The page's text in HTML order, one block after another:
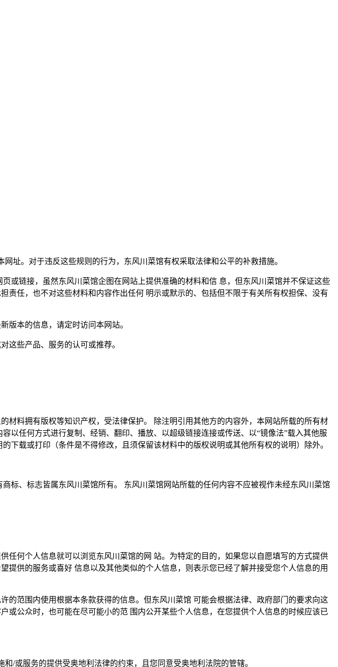
网址。对于违反这些规则的行为，东风川菜馆有权采取法律和公平的补救措施。
或链接，虽然东风川菜馆企图在网站上提供准确的材料和信 息，但东风川菜馆并不保证这些
任，也不对这些材料和内容作出任何 明示或默示的、包括但不限于有关所有权担保、没有
版本的信息，请定时访问本网站。
这些产品、服务的认可或推荐。
料拥有版权等知识产权，受法律保护。 除注明引用其他方的内容外，本网站所载的所有材
以任何方式进行复制、经销、翻印、播放、以超级链接连接或传送、以“镜像法”载入其他服
下载或打印（条件是不得修改，且须保留该材料中的版权说明或其他所有权的说明）除外。
标、标志皆属东风川菜馆所有。 东风川菜馆网站所载的任何内容不应被视作未经东风川菜馆
何个人信息就可以浏览东风川菜馆的网 站。为特定的目的，如果您以自愿填写的方式提供
供的服务或喜好 信息以及其他类似的个人信息，则表示您已经了解并接受您个人信息的用
范围内使用根据本条款获得的信息。但东风川菜馆 可能会根据法律、政府部门的要求向这
公众时，也可能在尽可能小的范 围内公开某些个人信息，在您提供个人信息的时候应该已
/或服务的提供受奥地利法律的约束，且您同意受奥地利法院的管辖。